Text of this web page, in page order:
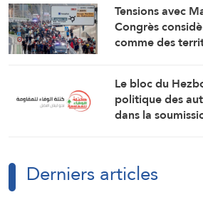
Tensions avec
Congrès
comme des
Le bloc du
politique des
dans la
Derniers articles